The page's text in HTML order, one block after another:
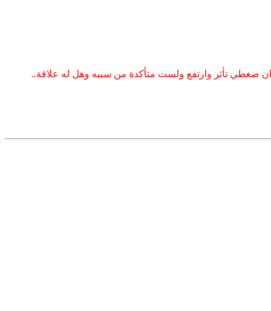
ان ضغطي تأثر وارتفع ولست متأكدة من سببه وهل له علاقة..